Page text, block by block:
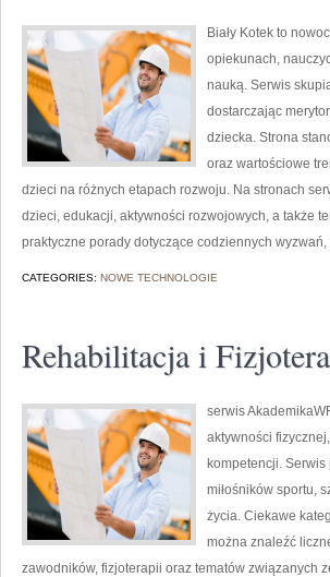
Biały Kotek to
opiekunach,
nauką. Serwis
dostarczając
dziecka. Strona
oraz wartościowe
dzieci na różnych etapach rozwoju. Na stronach
dzieci, edukacji, aktywności rozwojowych, a także
praktyczne porady dotyczące codziennych wyzwań,
CATEGORIES: NOWE TECHNOLOGIE
Rehabilitacja i
serwis
aktywności
kompetencji. Serwis
miłośników sportu,
życia. Ciekawe
można znaleźć
zawodników, fizjoterapii oraz tematów związanych